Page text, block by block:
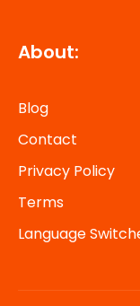
About:
Blog
Contact
Privacy Policy
Terms
Language